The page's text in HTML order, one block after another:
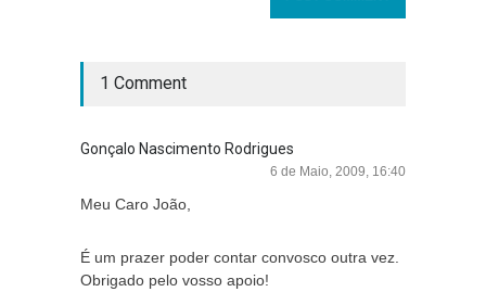
1 Comment
Gonçalo Nascimento Rodrigues
6 de Maio, 2009, 16:40
Meu Caro João,
É um prazer poder contar convosco outra vez.
Obrigado pelo vosso apoio!